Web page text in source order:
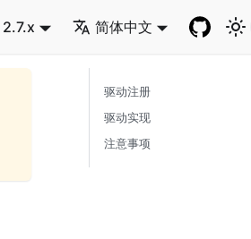
2.7.x 简体中文
驱动注册
驱动实现
注意事项